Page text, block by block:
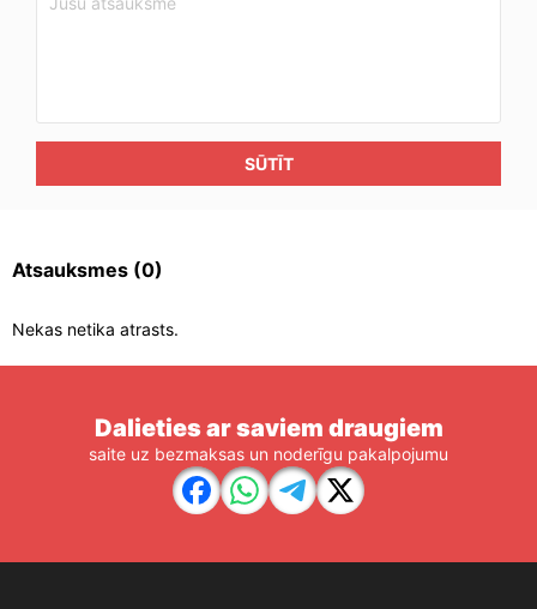
SŪTĪT
Atsauksmes (0)
Nekas netika atrasts.
Dalieties ar saviem draugiem
saite uz bezmaksas un noderīgu pakalpojumu